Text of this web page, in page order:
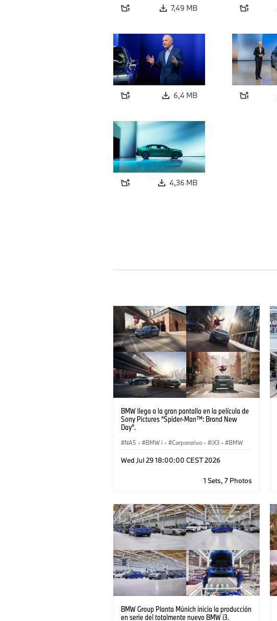
7,49 MB
6,4 MB
4,36 MB
BMW llega a la gran pantalla en la película de
Sony Pictures “Spider‑Man™: Brand New
Day”.
NA5 · BMW i · Corporativo · iX3 · BMW
Wed Jul 29 18:00:00 CEST 2026
1 Sets, 7 Photos
BMW Group Planta Múnich inicia la producción
en serie del totalmente nuevo BMW i3.